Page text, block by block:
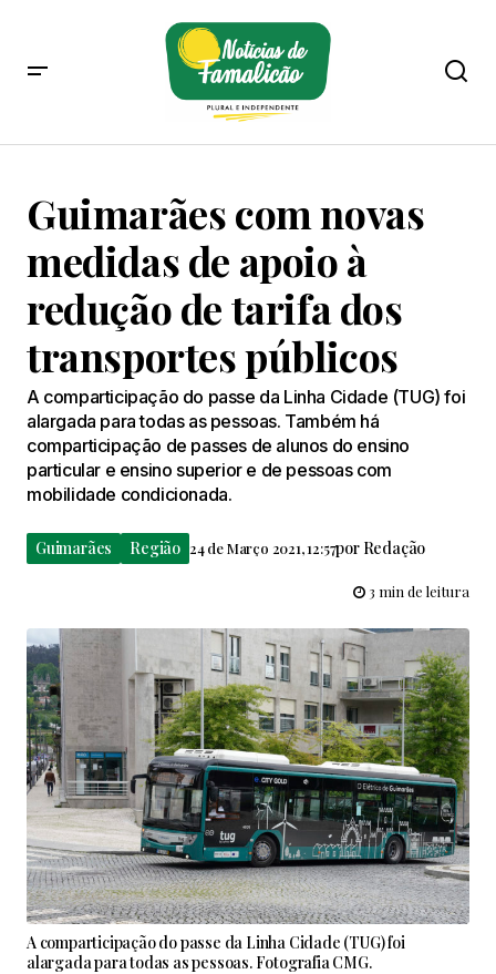
Guimarães com novas
medidas de apoio à
redução de tarifa dos
transportes públicos
A comparticipação do passe da Linha Cidade (TUG) foi
alargada para todas as pessoas. Também há
comparticipação de passes de alunos do ensino
particular e ensino superior e de pessoas com
mobilidade condicionada.
Guimarães Região 24 de Março 2021, 12:57por Redação
3 min de leitura
A comparticipação do passe da Linha Cidade (TUG) foi
alargada para todas as pessoas. Fotografia CMG.